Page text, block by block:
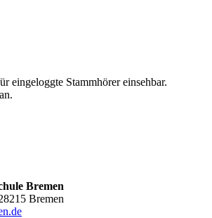
eingeloggte Stammhörer einsehbar.
Bremen
Bremen